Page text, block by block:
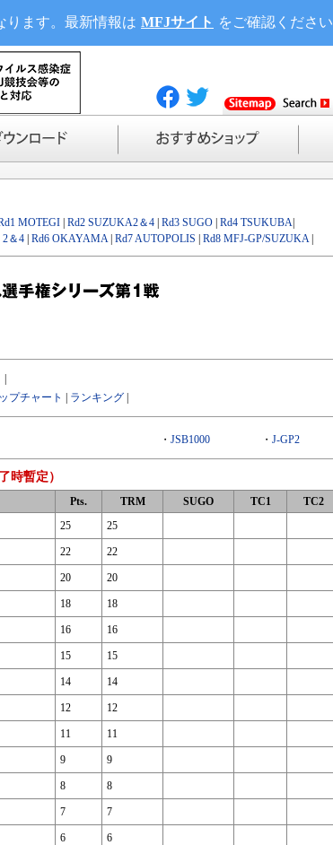
ります。最新情報は MFJサイト をご確認ください
MOTEGI Rd2 SUZUKA2＆4 Rd3 SUGO Rd4 TSUKUBA
2＆4 Rd6 OKAYAMA| Rd7 AUTOPOLIS Rd8 MFJ-GP/SUZUKA|
プチャート ランキング
・ JSB1000 ・ J-GP2
時暫定）
Pts. TRM SUGO TC1 TC2
25 25
22 22
20 20
18 18
16 16
15 15
14 14
12 12
11 11
9 9
8 8
7 7
6 6